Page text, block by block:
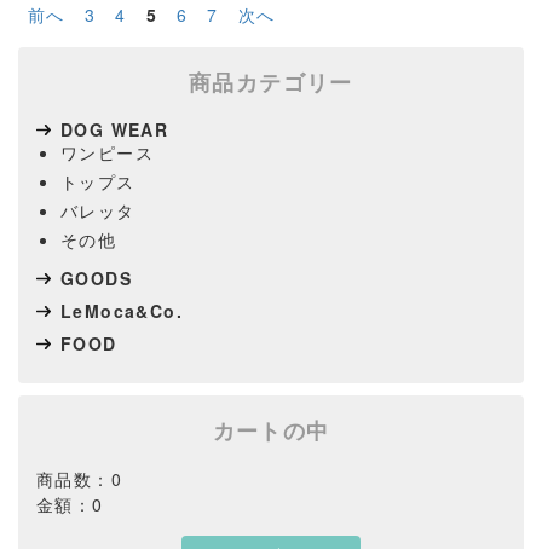
前へ 3 4 5 6 7 次へ
商品カテゴリー
DOG WEAR
ワンピース
トップス
バレッタ
その他
GOODS
LeMoca&Co.
FOOD
カートの中
商品数：0
金額：0